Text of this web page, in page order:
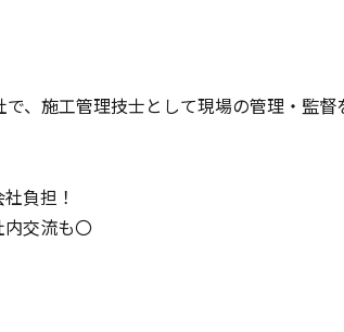
、施工管理技士として現場の管理・監督
負担！
交流も〇